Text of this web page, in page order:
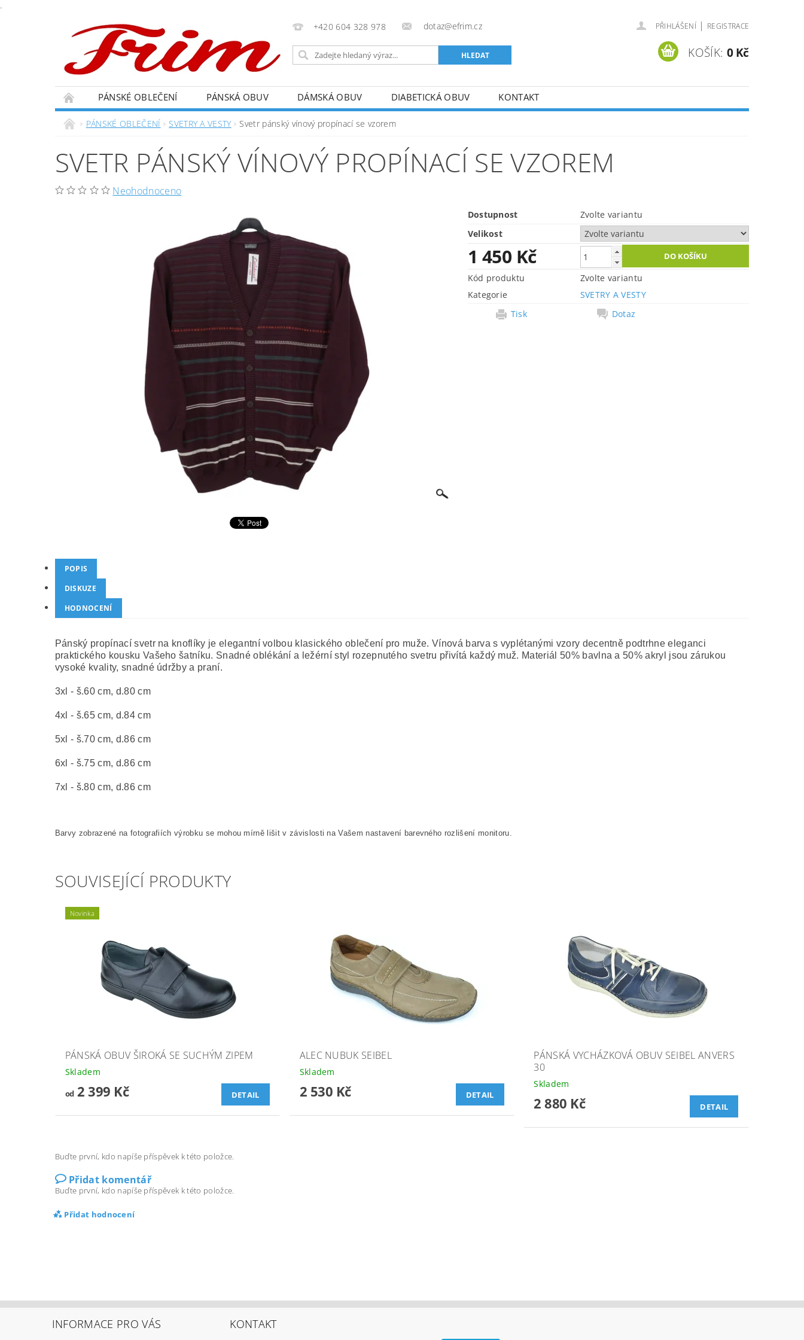
.
+420 604 328 978 dotaz@efrim.cz PŘIHLÁŠENÍ | REGISTRACE
KOŠÍK: 0 Kč
PÁNSKÉ OBLEČENÍ PÁNSKÁ OBUV DÁMSKÁ OBUV DIABETICKÁ OBUV KONTAKT
PÁNSKÉ OBLEČENÍ SVETRY A VESTY Svetr pánský vínový propínací se vzorem
SVETR PÁNSKÝ VÍNOVÝ PROPÍNACÍ SE VZOREM
Neohodnoceno
Dostupnost
Zvolte variantu
Velikost
1 450 Kč
Kód produktu
Zvolte variantu
Kategorie
SVETRY A VESTY
Tisk
Dotaz
POPIS
DISKUZE
HODNOCENÍ
Pánský propínací svetr na knoflíky je elegantní volbou klasického oblečení pro muže. Vínová barva s vyplétanými vzory decentně podtrhne eleganci
praktického kousku Vašeho šatníku. Snadné oblékání a ležérní styl rozepnutého svetru přivítá každý muž. Materiál 50% bavlna a 50% akryl jsou zárukou
vysoké kvality, snadné údržby a praní.
3xl - š.60 cm, d.80 cm
4xl - š.65 cm, d.84 cm
5xl - š.70 cm, d.86 cm
6xl - š.75 cm, d.86 cm
7xl - š.80 cm, d.86 cm
Barvy zobrazené na fotografiích výrobku se mohou mírně lišit v závislosti na Vašem nastavení barevného rozlišení monitoru.
SOUVISEJÍCÍ PRODUKTY
Novinka
PÁNSKÁ OBUV ŠIROKÁ SE SUCHÝM ZIPEM
Skladem
od2 399 Kč DETAIL
ALEC NUBUK SEIBEL
Skladem
2 530 Kč DETAIL
PÁNSKÁ VYCHÁZKOVÁ OBUV SEIBEL ANVERS
30
Skladem
2 880 Kč DETAIL
Buďte první, kdo napíše příspěvek k této položce.
Přidat komentář
Buďte první, kdo napíše příspěvek k této položce.
Přidat hodnocení
INFORMACE PRO VÁS KONTAKT